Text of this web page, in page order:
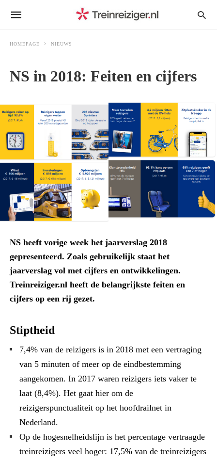
HOMEPAGE NIEUWS
NS in 2018: Feiten en cijfers
NS heeft vorige week het jaarverslag 2018
gepresenteerd. Zoals gebruikelijk staat het
jaarverslag vol met cijfers en ontwikkelingen.
Treinreiziger.nl heeft de belangrijkste feiten en
cijfers op een rij gezet.
Stiptheid
7,4% van de reizigers is in 2018 met een vertraging
van 5 minuten of meer op de eindbestemming
aangekomen. In 2017 waren reizigers iets vaker te
laat (8,4%). Het gaat hier om de
reizigerspunctualiteit op het hoofdrailnet in
Nederland.
Op de hogesnelheidslijn is het percentage vertraagde
treinreizigers veel hoger: 17,5% van de treinreizigers